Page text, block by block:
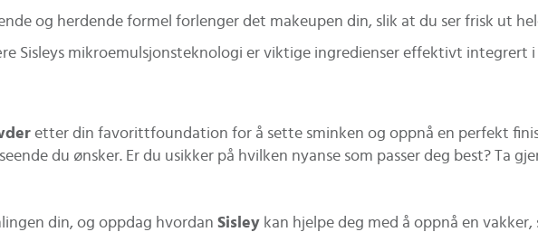
og herdende formel forlenger det makeupen din, slik at du ser frisk ut
Sisleys mikroemulsjonsteknologi er viktige ingredienser effektivt
etter din favorittfoundation for å sette sminken og oppnå en perfekt
du ønsker. Er du usikker på hvilken nyanse som passer deg best? Ta
din, og oppdag hvordan Sisley kan hjelpe deg med å oppnå en